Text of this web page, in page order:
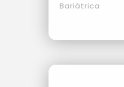
Bariátrica